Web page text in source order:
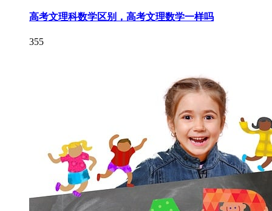
高考文理科数学区别，高考文理数学一样吗
355